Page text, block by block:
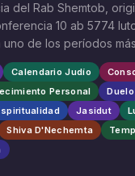
del Rab Shemtob,
10 ab 5774
de los períodos
los días
de consolación. El
el día más triste del
especial en la
de transición
gradual de
Calendario Judío
Personal
Jasidut
Shiva D'Nechemta